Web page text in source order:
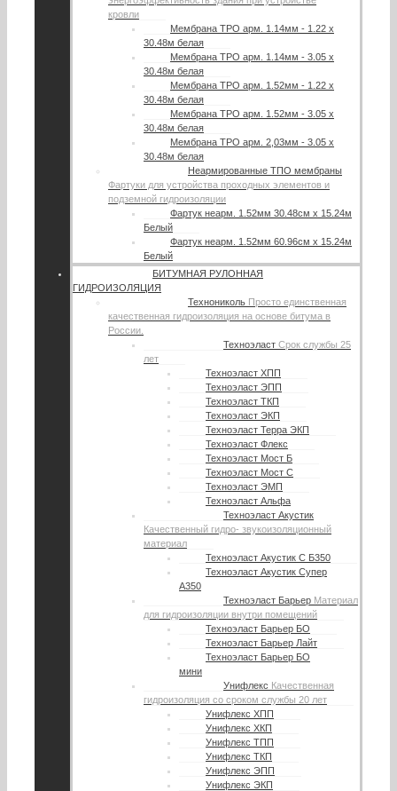
кровли
Мембрана TPO арм. 1.14мм - 1.22 х
30.48м белая
Мембрана TPO арм. 1.14мм - 3.05 х
30.48м белая
Мембрана TPO арм. 1.52мм - 1.22 х
30.48м белая
Мембрана TPO арм. 1.52мм - 3.05 х
30.48м белая
Мембрана TPO арм. 2,03мм - 3.05 х
30.48м белая
Неармированные ТПО мембраны
Фартуки для устройства проходных элементов и
подземной гидроизоляции
Фартук неарм. 1.52мм 30.48см х 15.24м
Белый
Фартук неарм. 1.52мм 60.96см х 15.24м
Белый
БИТУМНАЯ РУЛОННАЯ
ГИДРОИЗОЛЯЦИЯ
Технониколь Просто единственная
качественная гидроизоляция на основе битума в
России.
Техноэласт Срок службы 25
лет
Техноэласт ХПП
Техноэласт ЭПП
Техноэласт ТКП
Техноэласт ЭКП
Техноэласт Терра ЭКП
Техноэласт Флекс
Техноэласт Мост Б
Техноэласт Мост С
Техноэласт ЭМП
Техноэласт Альфа
Техноэласт Акустик
Качественный гидро- звукоизоляционный
материал
Техноэласт Акустик С Б350
Техноэласт Акустик Супер
А350
Техноэласт Барьер Материал
для гидроизоляции внутри помещений
Техноэласт Барьер БО
Техноэласт Барьер Лайт
Техноэласт Барьер БО
мини
Унифлекс Качественная
гидроизоляция со сроком службы 20 лет
Унифлекс ХПП
Унифлекс ХКП
Унифлекс ТПП
Унифлекс ТКП
Унифлекс ЭПП
Унифлекс ЭКП